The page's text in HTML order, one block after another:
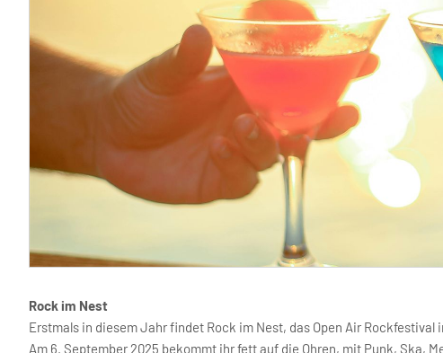
Rock im Nest
Erstmals in diesem Jahr findet Rock im Nest, das Open Air
Am 6. September 2025 bekommt ihr fett auf die Ohren, mit Punk, Ska,